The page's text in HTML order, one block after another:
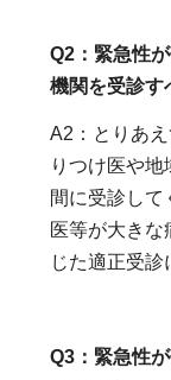
Q2：緊急性
機関を受診す
A2：とりあ
りつけ医や
間に受診し
医等が大き
じた適正受診
Q3：緊急性